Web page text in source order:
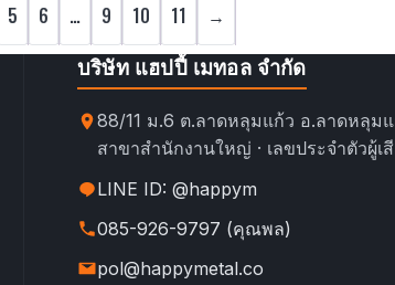
5 6 … 9 10 11 →
บริษัท แฮปปี้ เมทอล จำกัด
88/11 ม.6 ต.ลาดหลุมแก้ว อ.ลาดหลุม
สาขาสำนักงานใหญ่ · เลขประจำตัวผู้เ
LINE ID: @happym
085-926-9797 (คุณพล)
pol@happymetal.co